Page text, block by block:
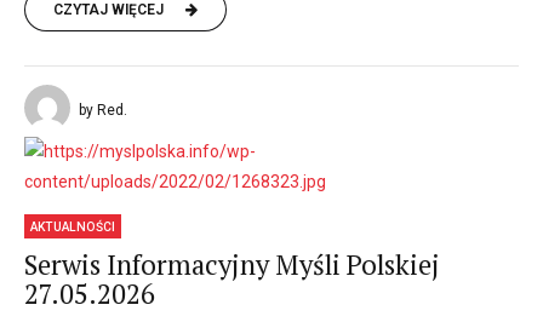
CZYTAJ WIĘCEJ
by Red.
AKTUALNOŚCI
Serwis Informacyjny Myśli Polskiej
27.05.2026